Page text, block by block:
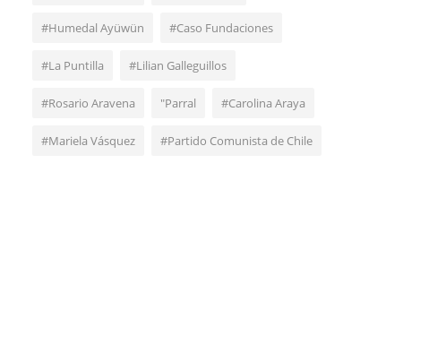
#Humedal Ayüwün #Caso Fundaciones
#La Puntilla #Lilian Galleguillos
#Rosario Aravena "Parral #Carolina Araya
#Mariela Vásquez #Partido Comunista de Chile